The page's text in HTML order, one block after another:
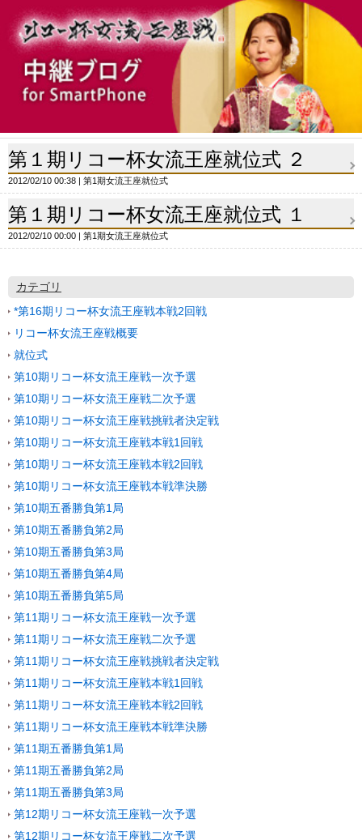
第１期リコー杯女流王座就位式 ２
2012/02/10 00:38 第1期女流王座就位式
第１期リコー杯女流王座就位式 １
2012/02/10 00:00 第1期女流王座就位式
カテゴリ
*第16期リコー杯女流王座戦本戦2回戦
リコー杯女流王座戦概要
就位式
第10期リコー杯女流王座戦一次予選
第10期リコー杯女流王座戦二次予選
第10期リコー杯女流王座戦挑戦者決定戦
第10期リコー杯女流王座戦本戦1回戦
第10期リコー杯女流王座戦本戦2回戦
第10期リコー杯女流王座戦本戦準決勝
第10期五番勝負第1局
第10期五番勝負第2局
第10期五番勝負第3局
第10期五番勝負第4局
第10期五番勝負第5局
第11期リコー杯女流王座戦一次予選
第11期リコー杯女流王座戦二次予選
第11期リコー杯女流王座戦挑戦者決定戦
第11期リコー杯女流王座戦本戦1回戦
第11期リコー杯女流王座戦本戦2回戦
第11期リコー杯女流王座戦本戦準決勝
第11期五番勝負第1局
第11期五番勝負第2局
第11期五番勝負第3局
第12期リコー杯女流王座戦一次予選
第12期リコー杯女流王座戦二次予選